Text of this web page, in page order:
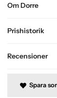
Om Dorre
Prishistorik
Recensioner
Spara